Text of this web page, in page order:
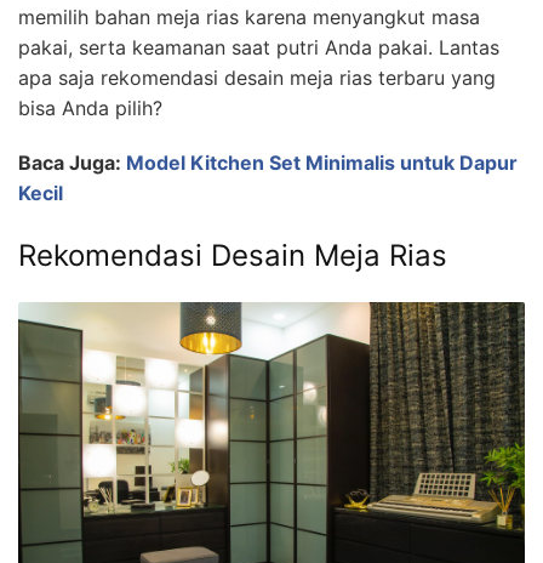
memilih bahan meja rias karena menyangkut masa
pakai, serta keamanan saat putri Anda pakai. Lantas
apa saja rekomendasi desain meja rias terbaru yang
bisa Anda pilih?
Baca Juga: Model Kitchen Set Minimalis untuk Dapur
Kecil
Rekomendasi Desain Meja Rias